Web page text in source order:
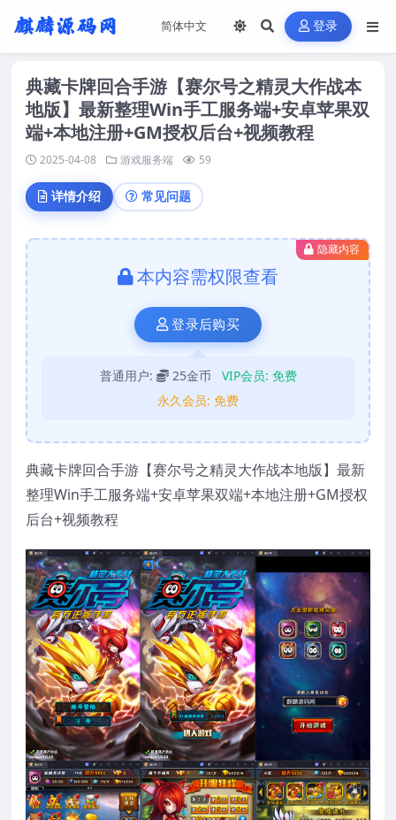
登录
典藏卡牌回合手游【赛尔号之精灵大作战本
地版】最新整理Win手工服务端+安卓苹果双
端+本地注册+GM授权后台+视频教程
2025-04-08 游戏服务端 59
详情介绍 常见问题
隐藏内容
本内容需权限查看
登录后购买
普通用户: 25金币 VIP会员: 免费
永久会员: 免费
典藏卡牌回合手游【赛尔号之精灵大作战本地版】最新
整理Win手工服务端+安卓苹果双端+本地注册+GM授权
后台+视频教程